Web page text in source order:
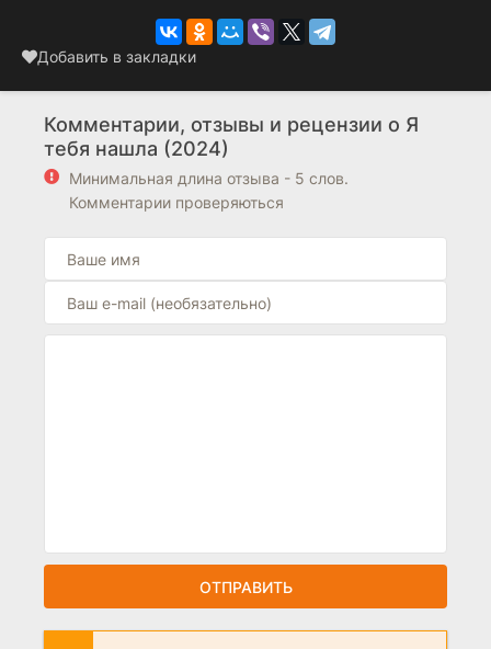
Добавить в закладки
Комментарии, отзывы и рецензии о Я
тебя нашла (2024)
Минимальная длина отзыва - 5 слов.
Комментарии проверяються
ОТПРАВИТЬ